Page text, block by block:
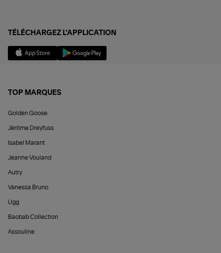
TÉLÉCHARGEZ L'APPLICATION
TOP MARQUES
Golden Goose
Jérôme Dreyfuss
Isabel Marant
Jeanne Vouland
Autry
Vanessa Bruno
Ugg
Baobab Collection
Assouline